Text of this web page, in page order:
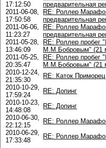
17:12:50
предварительная
2011-06-08,
17:50:58
RE: Роллер
предварительная
2011-06-06,
11:23:27
RE: Роллер
предварительная
2011-05-28,
13:46:09
RE: Роллер пробег
М.М.Бобровым" (21
2011-05-25,
20:35:47
RE: Роллер пробег
М.М.Бобровым" (21
2010-12-24,
21:35:30
RE: Каток Приморец
2010-10-29,
17:59:24
RE: Допинг
2010-10-23,
14:48:08
RE: Допинг
2010-06-30,
22:12:15
RE: Роллер
2010-06-29,
17:33:48
RE: Роллер